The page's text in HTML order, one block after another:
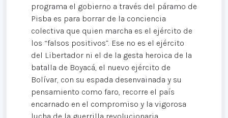
programa el gobierno a través del páramo de
Pisba es para borrar de la conciencia
colectiva que quien marcha es el ejército de
los “falsos positivos”. Ese no es el ejército
del Libertador ni el de la gesta heroica de la
batalla de Boyacá, el nuevo ejército de
Bolívar, con su espada desenvainada y su
pensamiento como faro, recorre el país
encarnado en el compromiso y la vigorosa